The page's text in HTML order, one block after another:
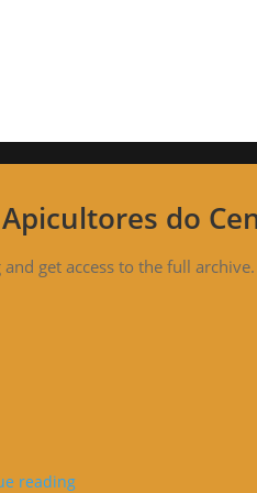
do
get access to the full archive.
reading